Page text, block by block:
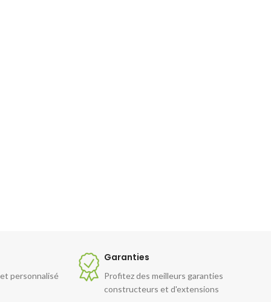
personnalisé
Garanties
Profitez des meilleurs garanties
constructeurs et d'extensions